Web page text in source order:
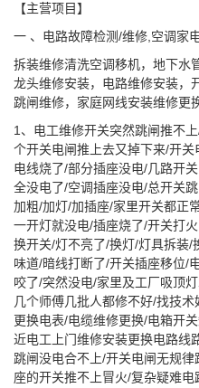
【主营项目】
一 、电路故障检测/维修,空调家
拆装维修清洗空调移机，地下水
龙头维修安装，电路维修安装，
跳闸维修，家庭网线安装维修更
1、电工维修开关突然跳闸推不
个开关电闸推上去又掉下来/开
电线烧了/部分插座没电/几路开
全没电了/空调插座没电/总开关
加粗/加灯/加插座/家里开关都正
一开灯就没电/插座烧了/开关打
换开关/灯不亮了/换灯/灯具拆装/
味道/暗线打断了/开关插座移位/
咬了/突然没电/家里及工厂吸顶
几个师傅几批人都修不好/找技
更换电表/电缆维修更换/电箱开
近电工上门维修安装更换电路线
跳闸没电合不上/开关电闸无规
座的开关推不上冒火/复杂疑难